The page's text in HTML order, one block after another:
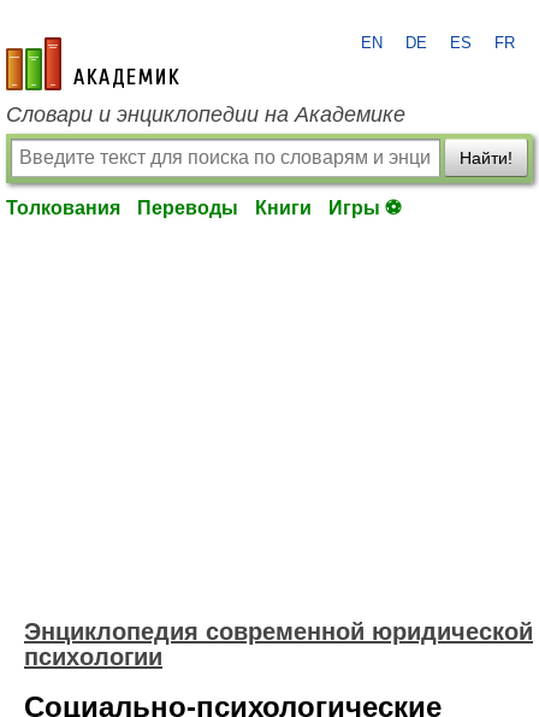
academic.ru
EN DE ES FR
Словари и энциклопедии на Академике
Найти!
Толкования Переводы Книги Игры ⚽
Энциклопедия современной юридической
психологии
Социально-психологические